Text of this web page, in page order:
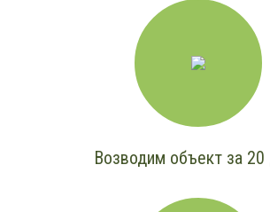
Возводим объект за 20